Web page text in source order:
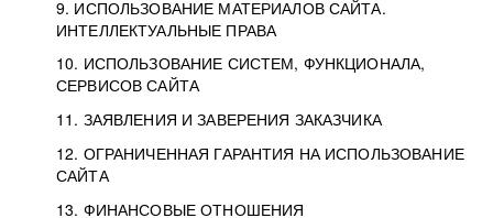
9. ИСПОЛЬЗОВАНИЕ МАТЕРИАЛОВ САЙТА.
ИНТЕЛЛЕКТУАЛЬНЫЕ ПРАВА
10. ИСПОЛЬЗОВАНИЕ СИСТЕМ, ФУНКЦИОНАЛА,
СЕРВИСОВ САЙТА
11. ЗАЯВЛЕНИЯ И ЗАВЕРЕНИЯ ЗАКАЗЧИКА
12. ОГРАНИЧЕННАЯ ГАРАНТИЯ НА ИСПОЛЬЗОВАНИЕ
САЙТА
13. ФИНАНСОВЫЕ ОТНОШЕНИЯ